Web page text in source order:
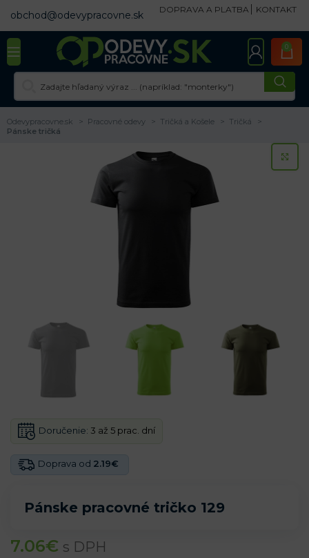
obchod@odevypracovne.sk DOPRAVA A PLATBA KONTAKT
0
Odevypracovne.sk Pracovné odevy Tričká a Košele
Tričká
Pánske tričká
Pánske pracovné tričko 129
Doprava od 2.19€
Doručenie: 3 až 5 prac. dní
7.06€ s DPH